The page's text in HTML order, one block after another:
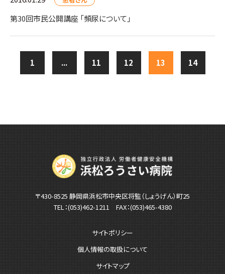
第30回市民公開講座 「頻尿について」
1 ... 11 12 13 14
〒430-8525 静岡県浜松市中央区将監（しょうげん）町25
TEL：(053)462-1211 FAX：(053)465-4380
サイトポリシー
個人情報の取扱について
サイトマップ